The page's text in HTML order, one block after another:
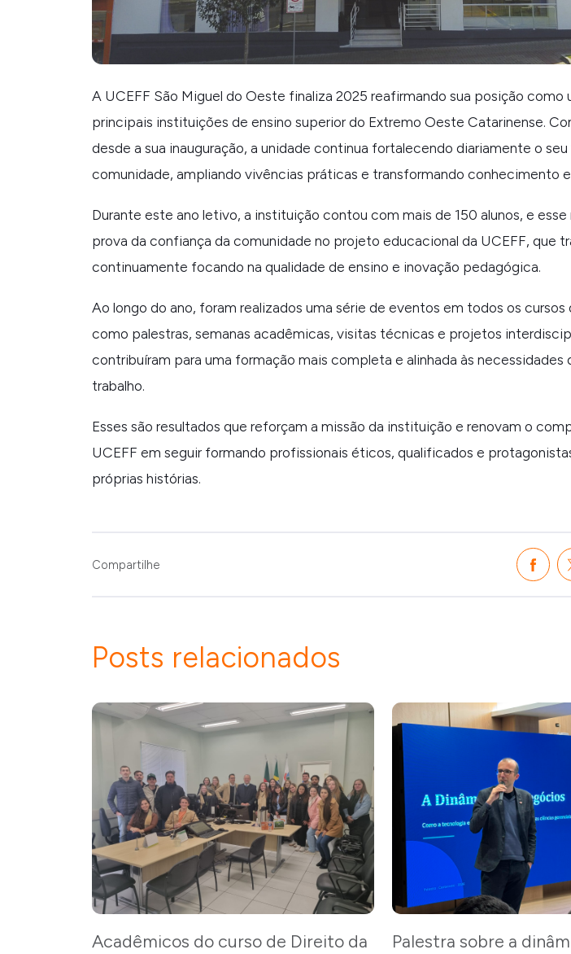
A UCEFF São Miguel do Oeste finaliza 2025 reafirmando sua posição como
principais instituições de ensino superior do Extremo Oeste Catarinense.
desde a sua inauguração, a unidade continua fortalecendo diariamente o
comunidade, ampliando vivências práticas e transformando conhecimento
Durante este ano letivo, a instituição contou com mais de 150 alunos, e esse
prova da confiança da comunidade no projeto educacional da UCEFF, que
continuamente focando na qualidade de ensino e inovação pedagógica.
Ao longo do ano, foram realizados uma série de eventos em todos os cursos
como palestras, semanas acadêmicas, visitas técnicas e projetos
contribuíram para uma formação mais completa e alinhada às necessidades
trabalho.
Esses são resultados que reforçam a missão da instituição e renovam o
UCEFF em seguir formando profissionais éticos, qualificados e
próprias histórias.
Compartilhe
Posts relacionados
Acadêmicos do curso de Direito da
Palestra sobre a